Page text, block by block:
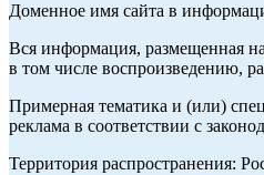
Доменное имя сайта в
Вся информация, размещенная
в том числе воспроизведению,
Примерная тематика и (или)
реклама в соответствии с
Территория распространения: